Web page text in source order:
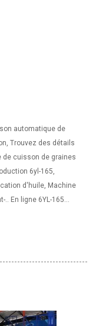
automatique de
Trouvez des détails
de cuisson de graines
6yl-165,
d'huile, Machine
En ligne 6YL-165
de choix. 6YL-165
largement